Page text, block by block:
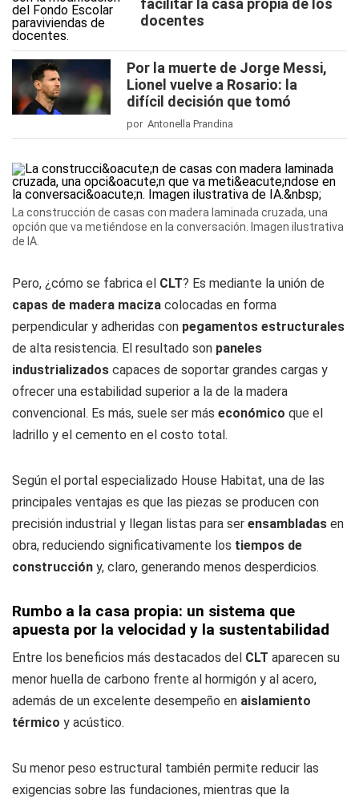
facilitar la casa propia de los
docentes
Por la muerte de Jorge Messi,
Lionel vuelve a Rosario: la
difícil decisión que tomó
por Antonella Prandina
La construcción de casas con madera laminada cruzada, una
opción que va metiéndose en la conversación. Imagen ilustrativa
de IA.
Pero, ¿cómo se fabrica el CLT? Es mediante la unión de
capas de madera maciza colocadas en forma
perpendicular y adheridas con pegamentos estructurales
de alta resistencia. El resultado son paneles
industrializados capaces de soportar grandes cargas y
ofrecer una estabilidad superior a la de la madera
convencional. Es más, suele ser más económico que el
ladrillo y el cemento en el costo total.
Según el portal especializado House Habitat, una de las
principales ventajas es que las piezas se producen con
precisión industrial y llegan listas para ser ensambladas en
obra, reduciendo significativamente los tiempos de
construcción y, claro, generando menos desperdicios.
Rumbo a la casa propia: un sistema que
apuesta por la velocidad y la sustentabilidad
Entre los beneficios más destacados del CLT aparecen su
menor huella de carbono frente al hormigón y al acero,
además de un excelente desempeño en aislamiento
térmico y acústico.
Su menor peso estructural también permite reducir las
exigencias sobre las fundaciones, mientras que la